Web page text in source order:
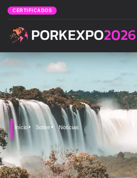
CERTIFICADOS
Início Sobre Notícias